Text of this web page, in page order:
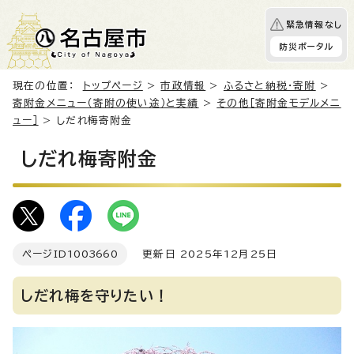
緊急情報なし
防災ポータル
現在の位置： トップページ >市政情報 > ふるさと納税・寄附
>
寄附金メニュー（寄附の使い途）と実績
> その他［寄附金モデルメニ
ュー］
> しだれ梅寄附金
しだれ梅寄附金
ページID 1003660 更新日 2025年12月25日
しだれ梅を守りたい！